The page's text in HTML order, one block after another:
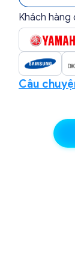
Khách hàng
Câu